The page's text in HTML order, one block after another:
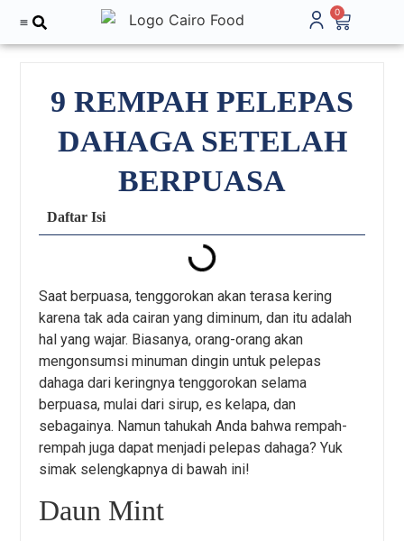
0
9 REMPAH PELEPAS
DAHAGA SETELAH
BERPUASA
Daftar Isi
Saat berpuasa, tenggorokan akan terasa kering
karena tak ada cairan yang diminum, dan itu adalah
hal yang wajar. Biasanya, orang-orang akan
mengonsumsi minuman dingin untuk pelepas
dahaga dari keringnya tenggorokan selama
berpuasa, mulai dari sirup, es kelapa, dan
sebagainya. Namun tahukah Anda bahwa rempah-
rempah juga dapat menjadi pelepas dahaga? Yuk
simak selengkapnya di bawah ini!
Daun Mint